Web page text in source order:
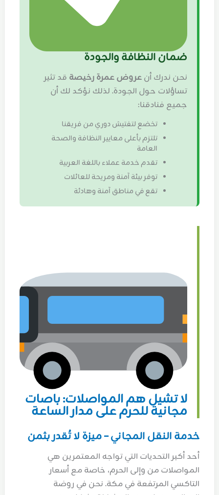
ضمان النظافة والجودة
نحن ندرك أنعروض عمرة رخيصة قد تثير
تساؤلات حول الجودة. لذلك نؤكد لك أن
جميع فنادقنا:
تخضع لتفتيش دوري من فريقنا
تلتزم بأعلى معايير النظافة والصحة
العامة
تقدم خدمة عملاء باللغة العربية
توفر بيئة آمنة ومريحة للعائلات
تقع في مناطق آمنة وهادئة
لا تشيل هم المواصلات: باصات
مجانية للحرم على مدار الساعة
خدمة النقل المجاني – ميزة لا تُقدر بثمن
أحد أكبر التحديات التي تواجه المعتمرين هي
المواصلات من وإلى الحرم، خاصة مع أسعار
التاكسي المرتفعة في مكة. نحن في روضة